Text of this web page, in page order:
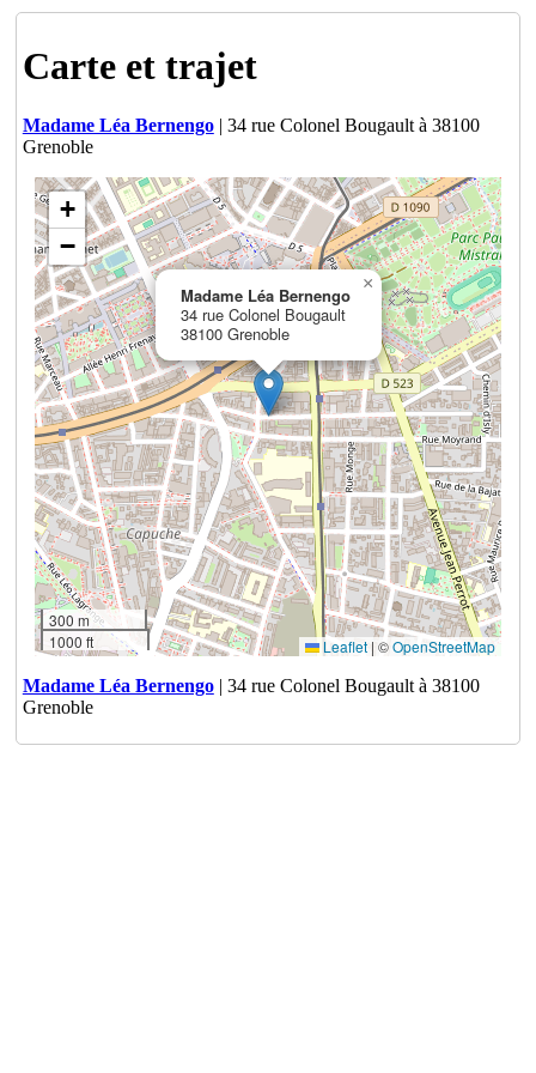
Carte et trajet
Madame Léa Bernengo| 34 rue Colonel Bougault à 38100
Grenoble
Madame Léa Bernengo
34 rue Colonel Bougault
38100 Grenoble
×
+
−
300 m
1000 ft
Leaflet | ©OpenStreetMap
Madame Léa Bernengo| 34 rue Colonel Bougault à 38100
Grenoble